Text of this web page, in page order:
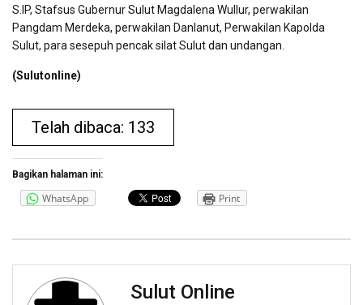
S.IP, Stafsus Gubernur Sulut Magdalena Wullur, perwakilan
Pangdam Merdeka, perwakilan Danlanut, Perwakilan Kapolda
Sulut, para sesepuh pencak silat Sulut dan undangan.
(Sulutonline)
Telah dibaca: 133
Bagikan halaman ini:
WhatsApp Print
Sulut Online